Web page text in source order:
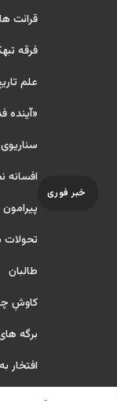
خبر فوری
قرائت
فرقه
علم
«آینده
افسانه
تحولات
طالبان
کاوشِ
برگه
افتخار